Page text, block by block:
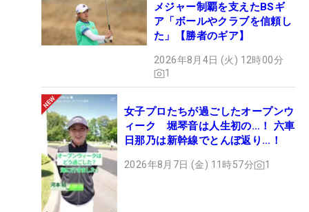
メジャー制覇を支えたBSギ
ア「ボールやクラブを信頼し
た」【勝者のギア】
2026年8月4日 (火) 12時00分
1
女子プロたちが過ごしたオープンウ
ィーク 堀琴音は人生初の…！ 六車
日那乃は新幹線でとんぼ返り…！
2026年8月7日 (金) 11時57分 1